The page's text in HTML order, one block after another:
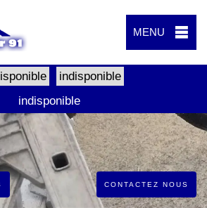
MENU
indisponible
indisponible
CONTACTEZ NOUS